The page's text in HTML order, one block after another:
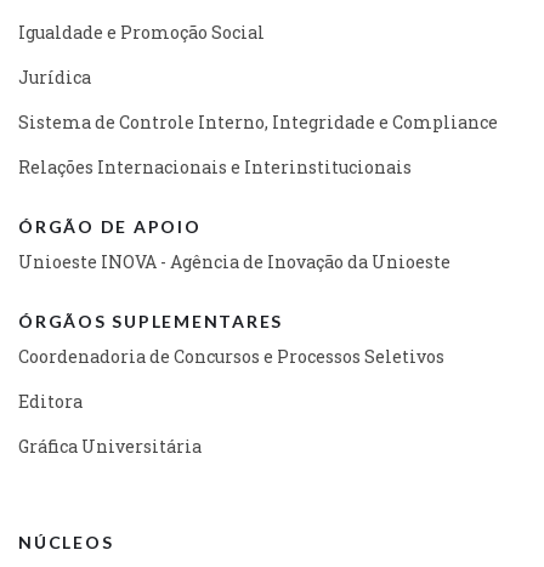
Igualdade e Promoção Social
Jurídica
Sistema de Controle Interno, Integridade e Compliance
Relações Internacionais e Interinstitucionais
ÓRGÃO DE APOIO
Unioeste INOVA - Agência de Inovação da Unioeste
ÓRGÃOS SUPLEMENTARES
Coordenadoria de Concursos e Processos Seletivos
Editora
Gráfica Universitária
NÚCLEOS